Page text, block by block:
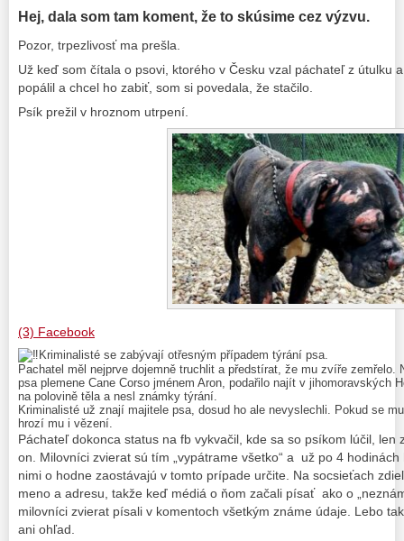
Hej, dala som tam koment, že to skúsime cez výzvu.
Pozor, trpezlivosť ma prešla.
Už keď som čítala o psovi, ktorého v Česku vzal páchateľ z útulku
popálil a chcel ho zabiť, som si povedala, že stačilo.
Psík prežil v hroznom utrpení.
(3) Facebook
Kriminalisté se zabývají otřesným případem týrání psa.
Pachatel měl nejprve dojemně truchlit a předstírat, že mu zvíře zemřelo.
psa plemene Cane Corso jménem Aron, podařilo najít v jihomoravských
na polovině těla a nesl známky týrání.
Kriminalisté už znají majitele psa, dosud ho ale nevyslechli. Pokud se
hrozí mu i vězení.
Páchateľ dokonca status na fb vykvačil, kde sa so psíkom lúčil, len
on. Milovníci zvierat sú tím „vypátrame všetko“ a už po 4
nimi o hodne zaostávajú v tomto prípade určite. Na socsieťach
meno a adresu, takže keď médiá o ňom začali písať ako o
milovníci zvierat písali v komentoch všetkým známe údaje. Lebo
ani ohľad.